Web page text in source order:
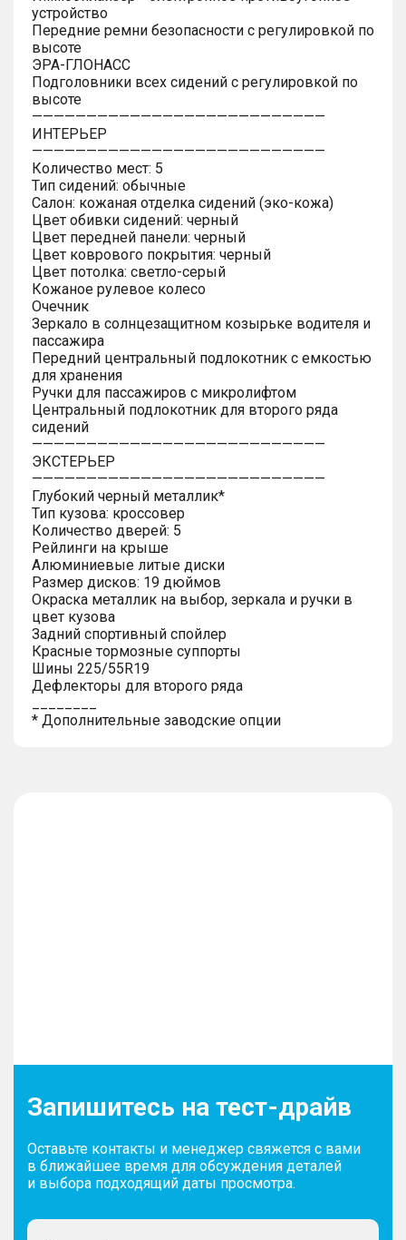
устройство
Передние ремни безопасности с регулировкой по
высоте
ЭРА-ГЛОНАСС
Подголовники всех сидений с регулировкой по
высоте
———————————————————————————
ИНТЕРЬЕР
———————————————————————————
Количество мест: 5
Тип сидений: обычные
Салон: кожаная отделка сидений (эко-кожа)
Цвет обивки сидений: черный
Цвет передней панели: черный
Цвет коврового покрытия: черный
Цвет потолка: светло-серый
Кожаное рулевое колесо
Очечник
Зеркало в солнцезащитном козырьке водителя и
пассажира
Передний центральный подлокотник с емкостью
для хранения
Ручки для пассажиров с микролифтом
Центральный подлокотник для второго ряда
сидений
———————————————————————————
ЭКСТЕРЬЕР
———————————————————————————
Глубокий черный металлик*
Тип кузова: кроссовер
Количество дверей: 5
Рейлинги на крыше
Алюминиевые литые диски
Размер дисков: 19 дюймов
Окраска металлик на выбор, зеркала и ручки в
цвет кузова
Задний спортивный спойлер
Красные тормозные суппорты
Шины 225/55R19
Дефлекторы для второго ряда
* Дополнительные заводские опции
Запишитесь на тест-драйв
Оставьте контакты и менеджер свяжется с вами
в ближайшее время для обсуждения деталей
и выбора подходящий даты просмотра.